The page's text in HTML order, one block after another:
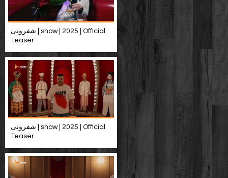
شفرونی | show | 2025 | Official
Teaser
شفرونی | show | 2025 | Official
Teaser